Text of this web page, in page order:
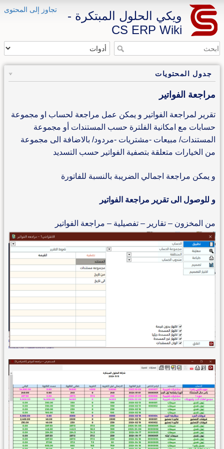
تجاوز إلى المحتوى
ويكي الحلول المبتكرة -
CS ERP Wiki
جدول المحتويات
مراجعة الفواتير
تقرير لمراجعة الفواتير و يمكن عمل مراجعة لحساب او مجموعة
حسابات مع امكانية الفلترة حسب المستندات أو مجموعة
المستندات/ مبيعات -مشتريات -مردود/ بالاضافة الى مجموعة
من الخيارات متعلقة بتصفية الفواتير حسب التسديد
و يمكن مراجعة اجمالي الضريبة بالنسبة للفاتورة
و للوصول الى تقرير مراجعة الفواتير
من المخزون – تقارير – تفصيلية – مراجعة الفواتير